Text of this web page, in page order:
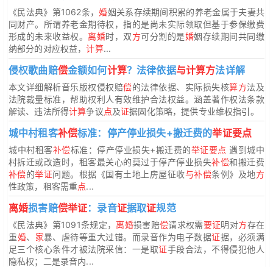
《民法典》第1062条，婚姻关系存续期间积累的养老金属于夫妻共
同财产。所谓养老金期待权，指的是尚未实际领取但基于参保缴费
形成的未来收益权。 离婚时，双方可分割的是婚姻存续期间共同缴
纳部分的对应权益，计算...
侵权歌曲赔偿金额如何计算？法律依据与计算方法详解
本文详细解析音乐版权侵权赔偿的法律依据、实际损失核算方法及
法院裁量标准，帮助权利人有效维护合法权益。涵盖著作权法条款
解读、违法所得计算争议点及证据固化策略，提供专业维权指引。
城中村租客补偿标准：停产停业损失+搬迁费的举证要点
城中村租客补偿标准：停产停业损失+搬迁费的举证要点 遇到城中
村拆迁或改造时，租客最关心的莫过于停产停业损失补偿和搬迁费
补偿的举证问题。根据《国有土地上房屋征收与补偿条例》及地方
性政策，租客需重点...
离婚损害赔偿举证：录音证据取证规范
《民法典》第1091条规定， 离婚损害赔偿请求权需要证明对方存在
重婚、 家暴、虐待等重大过错。而录音作为电子数据证据，必须满
足三个核心条件才被法院采信：一是取证手段合法，不得侵犯他人
隐私权；二是录音内...